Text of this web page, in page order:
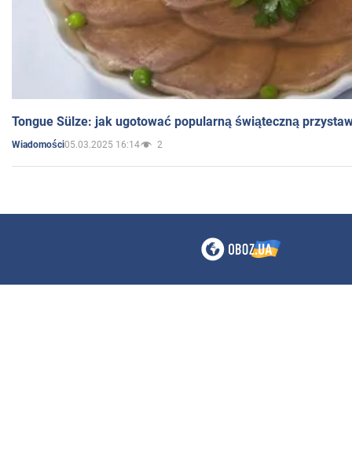
Tongue Sülze: jak ugotować popularną świąteczną
Wiadomości05.03.2025 16:14 2